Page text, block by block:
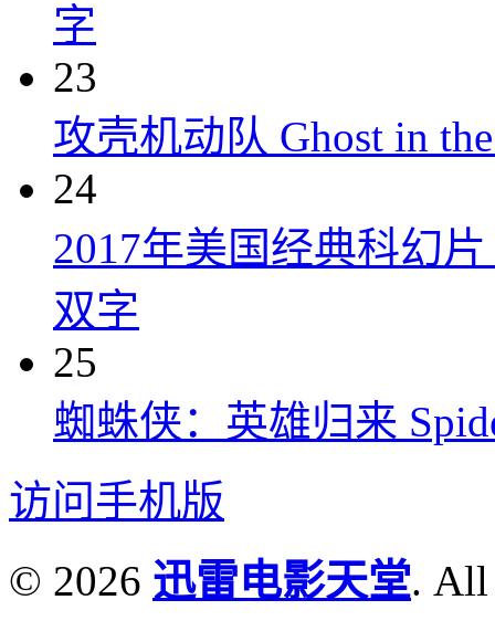
字
23
攻壳机动队 Ghost in
24
2017年美国经典科幻
双字
25
蜘蛛侠：英雄归来
访问手机版
© 2026 迅雷电影天堂. All